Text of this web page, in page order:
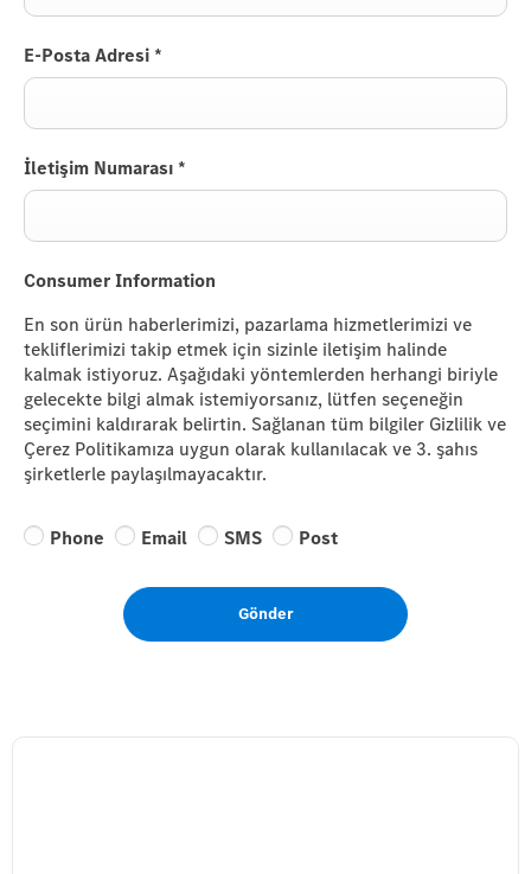
E-Posta Adresi *
İletişim Numarası *
Consumer Information
En son ürün haberlerimizi, pazarlama hizmetlerimizi ve
tekliflerimizi takip etmek için sizinle iletişim halinde
kalmak istiyoruz. Aşağıdaki yöntemlerden herhangi biriyle
gelecekte bilgi almak istemiyorsanız, lütfen seçeneğin
seçimini kaldırarak belirtin. Sağlanan tüm bilgiler Gizlilik ve
Çerez Politikamıza uygun olarak kullanılacak ve 3. şahıs
şirketlerle paylaşılmayacaktır.
Phone Email SMS Post
Gönder